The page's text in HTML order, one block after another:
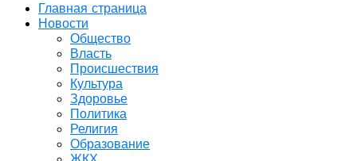
Главная страница
Новости
Общество
Власть
Происшествия
Культура
Здоровье
Политика
Религия
Образование